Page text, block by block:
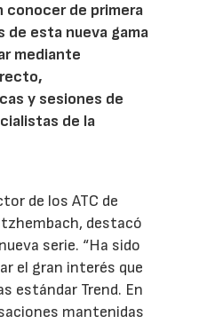
conocer de primera
de esta nueva gama
mediante
y sesiones de
de la
de los ATC de
destacó
serie. “Ha sido
el gran interés que
estándar Trend. En
mantenidas